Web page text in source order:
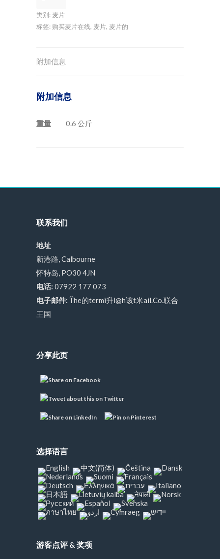
类别: 麦片
标签: 购买麦片在线, 麦片, 麦片的
附加信息
附加信息
重量 0.6 公斤
联系我们
地址
新港路, Calbourne
怀特岛, PO30 4JN
电话: 07922 177 073
电子邮件: Ťhe的termi升l@h该t米ail.Co.联合
王国
分享此页
选择语言
游客点评 & 奖项